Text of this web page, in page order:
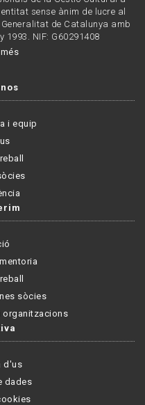
sense ànim de lucre al
de Catalunya amb
1993. NIF: G60291408
i equip
sòcies
organitzacions
d'us
dades